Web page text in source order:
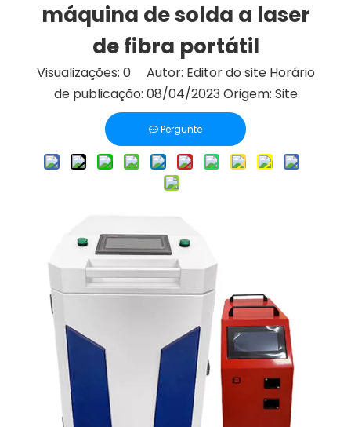
máquina de solda a laser
de fibra portátil
Visualizações: 0Autor: Editor do site Horário
de publicação: 08/04/2023 Origem: Site
Pergunte